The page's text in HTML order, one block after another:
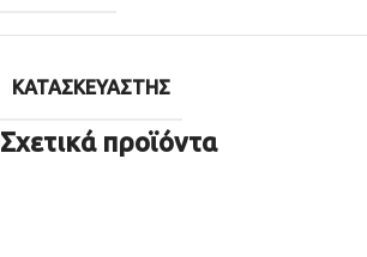
ΚΑΤΑΣΚΕΥΑΣΤΉΣ
Σχετικά προϊόντα